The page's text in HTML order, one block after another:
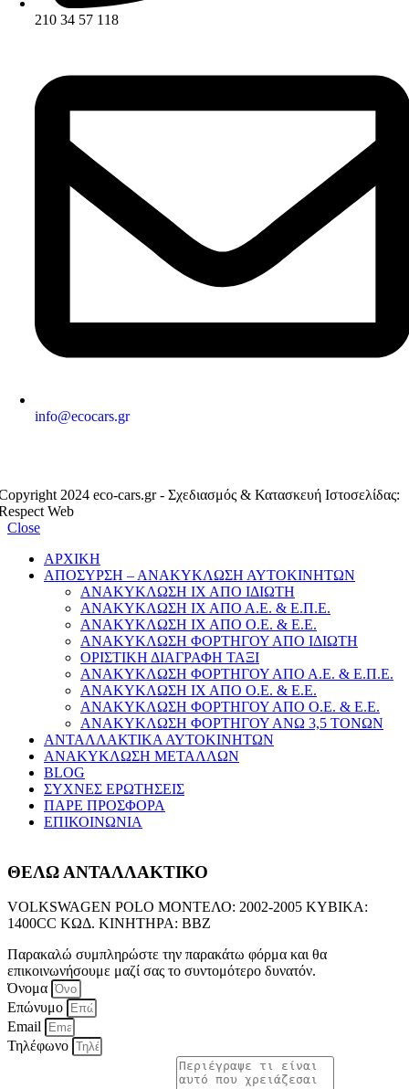
210 34 57 118
info@ecocars.gr
2024 eco-cars.gr - Σχεδιασμός & Κατασκευή Ιστοσελίδας:
Web
Close
ΑΡΧΙΚΗ
ΑΠΟΣΥΡΣΗ – ΑΝΑΚΥΚΛΩΣΗ ΑΥΤΟΚΙΝΗΤΩΝ
ΑΝΑΚΥΚΛΩΣΗ ΙΧ ΑΠΟ ΙΔΙΩΤΗ
ΑΝΑΚΥΚΛΩΣΗ ΙΧ ΑΠΟ Α.Ε. & Ε.Π.Ε.
ΑΝΑΚΥΚΛΩΣΗ ΙΧ ΑΠΟ Ο.Ε. & Ε.Ε.
ΑΝΑΚΥΚΛΩΣΗ ΦΟΡΤΗΓΟΥ ΑΠΟ ΙΔΙΩΤΗ
ΟΡΙΣΤΙΚΗ ΔΙΑΓΡΑΦΗ ΤΑΞΙ
ΑΝΑΚΥΚΛΩΣΗ ΦΟΡΤΗΓΟΥ ΑΠΟ Α.Ε. & Ε.Π.Ε.
ΑΝΑΚΥΚΛΩΣΗ ΙΧ ΑΠΟ Ο.Ε. & Ε.Ε.
ΑΝΑΚΥΚΛΩΣΗ ΦΟΡΤΗΓΟΥ ΑΠΟ Ο.Ε. & Ε.Ε.
ΑΝΑΚΥΚΛΩΣΗ ΦΟΡΤΗΓΟΥ ΑΝΩ 3,5 ΤΟΝΩΝ
ΑΝΤΑΛΛΑΚΤΙΚΑ ΑΥΤΟΚΙΝΗΤΩΝ
ΑΝΑΚΥΚΛΩΣΗ ΜΕΤΑΛΛΩΝ
BLOG
ΣΥΧΝΕΣ ΕΡΩΤΗΣΕΙΣ
ΠΑΡΕ ΠΡΟΣΦΟΡΑ
ΕΠΙΚΟΙΝΩΝΙΑ
ΘΕΛΩ ΑΝΤΑΛΛΑΚΤΙΚΟ
VOLKSWAGEN POLO ΜΟΝΤΕΛΟ: 2002-2005 ΚΥΒΙΚΑ:
1400CC ΚΩΔ. ΚΙΝΗΤΗΡΑ: BBZ
Παρακαλώ συμπληρώστε την παρακάτω φόρμα και θα
επικοινωνήσουμε μαζί σας το συντομότερο δυνατόν.
Όνομα
Επώνυμο
Email
Τηλέφωνο